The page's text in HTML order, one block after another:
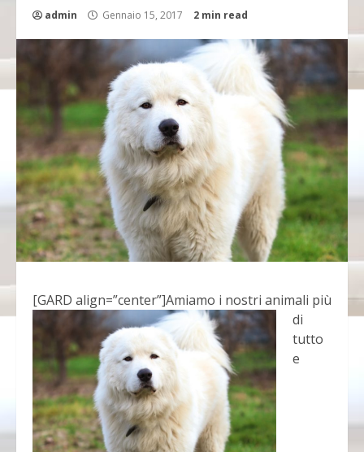
admin Gennaio 15, 2017 2 min read
[GARD align=”center”]Amiamo i nostri animali più
di
tutto
e